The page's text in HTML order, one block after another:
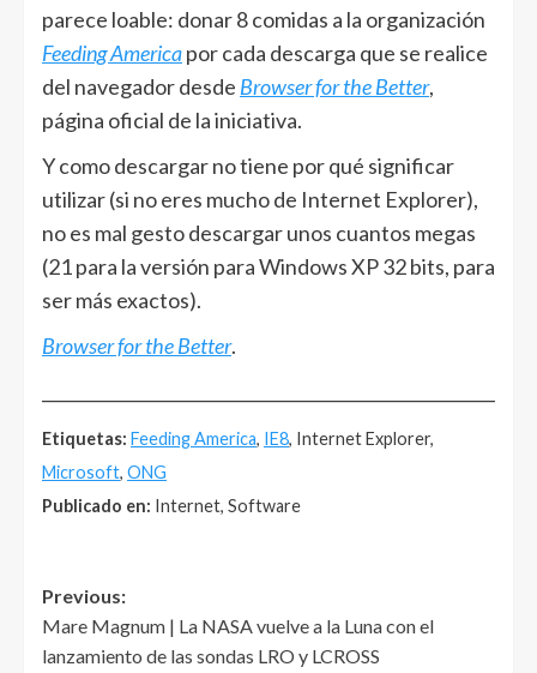
parece loable: donar 8 comidas a la organización
Feeding Americapor cada descarga que se realice
del navegador desde Browser for the Better,
página oficial de la iniciativa.
Y como descargar no tiene por qué significar
utilizar (si no eres mucho de Internet Explorer),
no es mal gesto descargar unos cuantos megas
(21 para la versión para Windows XP 32 bits, para
ser más exactos).
Browser for the Better.
Etiquetas: Feeding America, IE8, Internet Explorer,
Microsoft, ONG
Publicado en: Internet, Software
Post
navigation
Previous:
Mare Magnum | La NASA vuelve a la Luna con el
lanzamiento de las sondas LRO y LCROSS